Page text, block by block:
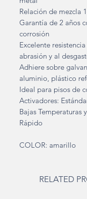
Relación de mezcla
Garantía de 2 años
corrosión
Excelente
abrasión y al
Adhiere sobre
aluminio, plástico
Ideal para pisos de
Activadores:
Bajas Temperaturas
Rápido
COLOR: amarillo
RELATED